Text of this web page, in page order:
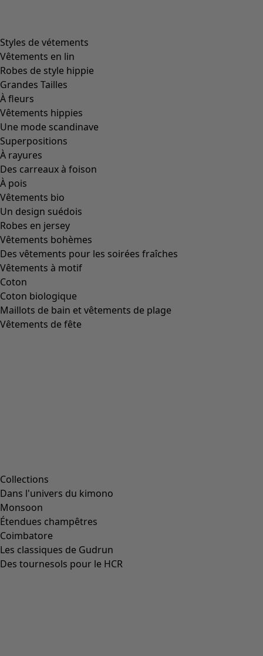
Styles de vétements
Vêtements en lin
Robes de style hippie
Grandes Tailles
À fleurs
Vêtements hippies
Une mode scandinave
Superpositions
À rayures
Des carreaux à foison
À pois
Vêtements bio
Un design suédois
Robes en jersey
Vêtements bohèmes
Des vêtements pour les soirées fraîches
Vêtements à motif
Coton
Coton biologique
Maillots de bain et vêtements de plage
Vêtements de fête
Collections
Dans l'univers du kimono
Monsoon
Étendues champêtres
Coimbatore
Les classiques de Gudrun
Des tournesols pour le HCR